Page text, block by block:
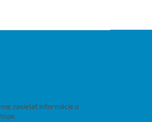
zasielať informácie o